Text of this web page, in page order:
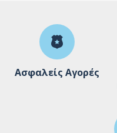
Ασφαλείς Αγορές